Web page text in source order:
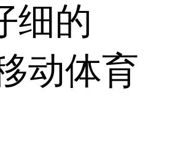
细的
动体育